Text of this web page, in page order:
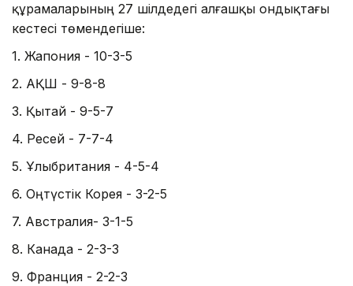
құрамаларының 27 шілдедегі алғашқы ондықтағы
кестесі төмендегіше:
1. Жапония - 10-3-5
2. АҚШ - 9-8-8
3. Қытай - 9-5-7
4. Ресей - 7-7-4
5. Ұлыбритания - 4-5-4
6. Оңтүстік Корея - 3-2-5
7. Австралия- 3-1-5
8. Канада - 2-3-3
9. Франция - 2-2-3